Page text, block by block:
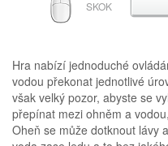
SKOK
Hra nabízí jednoduché
vodou překonat jednotlivé
však velký pozor, abyste se
přepínat mezi ohněm a
Oheň se může dotknout lávy